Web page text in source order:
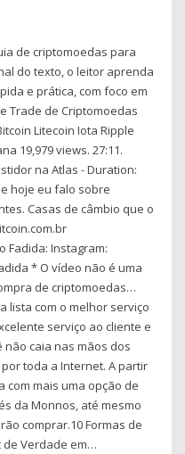
de criptomoedas para
do texto, o leitor aprenda
e prática, com foco em
Trade de Criptomoedas
Litecoin Iota Ripple
19,979 views. 27:11.
na Atlas - Duration:
hoje eu falo sobre
Casas de câmbio que o
Fadida: Instagram:
* O vídeo não é uma
de criptomoedas…
lista com o melhor serviço
serviço ao cliente e
caia nas mãos dos
toda a Internet. A partir
com mais uma opção de
da Monnos, até mesmo
comprar.10 Formas de
de Verdade em…